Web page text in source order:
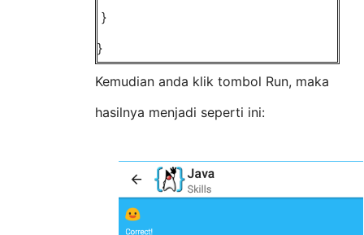
}
}
Kemudian anda klik tombol Run, maka
hasilnya menjadi seperti ini: